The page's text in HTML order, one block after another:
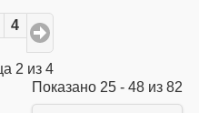
4
2 из 4
Показано 25 - 48 из 82